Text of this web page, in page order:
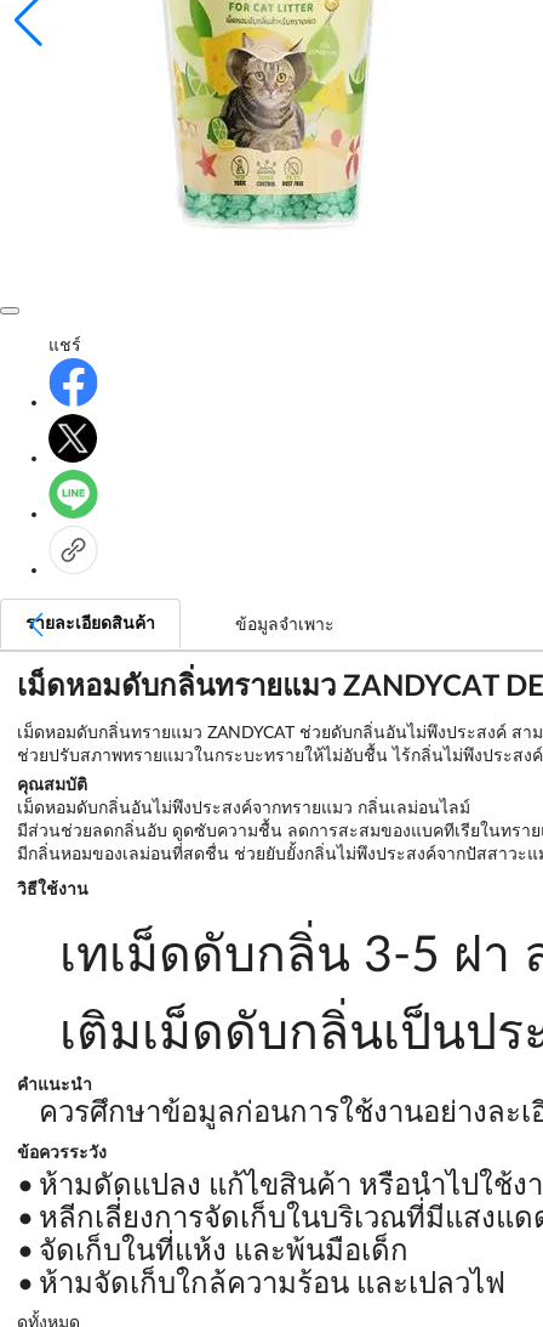
แชร์
รายละเอียดสินค้า ข้อมูลจำเพาะ
เม็ดหอมดับกลิ่นทรายแมว ZANDYCAT
เม็ดหอมดับกลิ่นทรายแมว ZANDYCAT ช่วยดับกลิ่นอันไม่พึงประสงค์
ช่วยปรับสภาพทรายแมวในกระบะทรายให้ไม่อับชื้น ไร้กลิ่นไม่พึงประสง
คุณสมบัติ
เม็ดหอมดับกลิ่นอันไม่พึงประสงค์จากทรายแมว กลิ่นเลม่อนไลม์
มีส่วนช่วยลดกลิ่นอับ ดูดซับความชื้น ลดการสะสมของแบคทีเรียในทราย
มีกลิ่นหอมของเลม่อนที่สดชื่น ช่วยยับยั้งกลิ่นไม่พึงประสงค์จากปัสสาวะแ
วิธีใช้งาน
เทเม็ดดับกลิ่น 3-5 ฝา
เติมเม็ดดับกลิ่นเป็นป
คำแนะนำ
ควรศึกษาข้อมูลก่อนการใช้งานอย่างละเ
ข้อควรระวัง
ห้ามดัดแปลง แก้ไขสินค้า หรือนำไปใช้ง
หลีกเลี่ยงการจัดเก็บในบริเวณที่มีแสงแ
จัดเก็บในที่แห้ง และพ้นมือเด็ก
ห้ามจัดเก็บใกล้ความร้อน และเปลวไฟ
ดูทั้งหมด